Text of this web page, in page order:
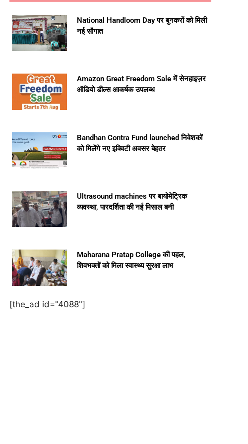
National Handloom Day पर बुनकरों को मिली
नई सौगात
Amazon Great Freedom Sale में सेनहाइज़र
ऑडियो डील्स आकर्षक उपलब्ध
Bandhan Contra Fund launched निवेशकों
को मिलेंगे नए इक्विटी अवसर बेहतर
Ultrasound machines पर बायोमेट्रिक
व्यवस्था, पारदर्शिता की नई मिसाल बनी
Maharana Pratap College की पहल,
शिवभक्तों को मिला स्वास्थ्य सुरक्षा लाभ
[the_ad id="4088"]